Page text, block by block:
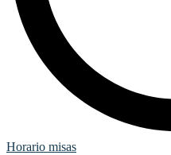
Horario misas